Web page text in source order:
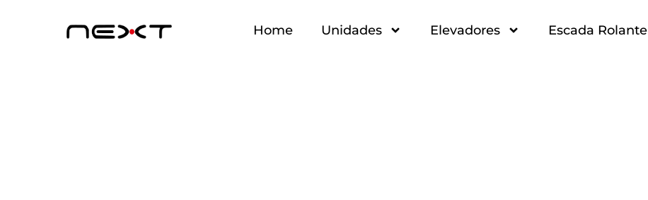
Home Unidades Elevadores Escada Rolante